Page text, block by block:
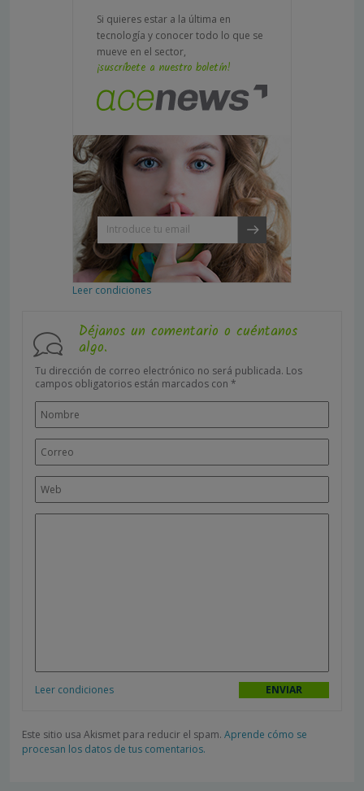
Si quieres estar a la última en
tecnología y conocer todo lo que se
mueve en el sector,
¡suscríbete a nuestro boletín!
Leer condiciones
Déjanos un comentario o cuéntanos
algo.
Tu dirección de correo electrónico no será publicada. Los
campos obligatorios están marcados con *
Leer condiciones
Este sitio usa Akismet para reducir el spam. Aprende cómo se
procesan los datos de tus comentarios.